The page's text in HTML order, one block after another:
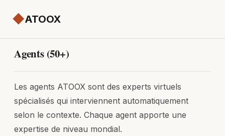
◆ATOOX
Agents (50+)
Les agents ATOOX sont des experts virtuels
spécialisés qui interviennent automatiquement
selon le contexte. Chaque agent apporte une
expertise de niveau mondial.